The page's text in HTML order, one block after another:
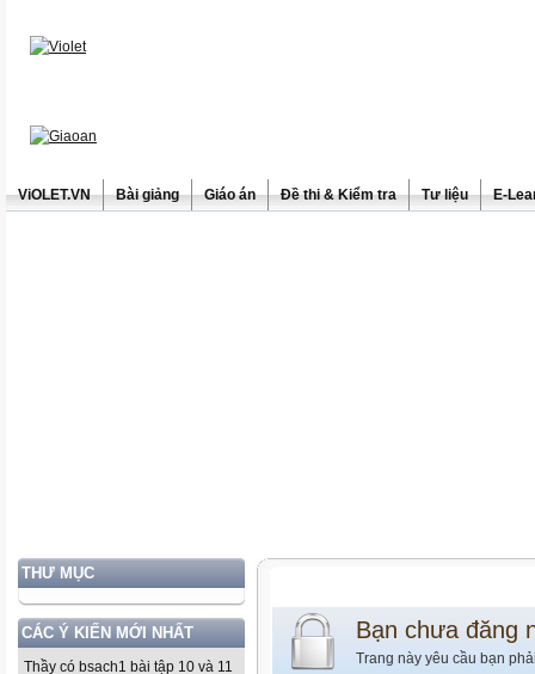
ViOLET.VN Bài giảng Giáo án Đề thi & Kiểm tra Tư liệu E-
THƯ MỤC
CÁC Ý KIẾN MỚI NHẤT
Thầy có bsach1 bài tập 10 và 11
Bạn chưa đăng
Trang này yêu cầu bạn